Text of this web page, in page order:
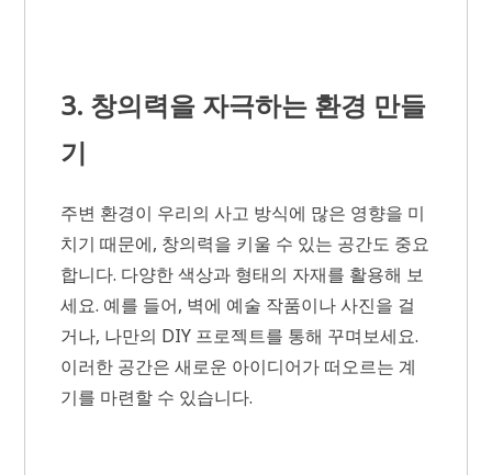
3. 창의력을 자극하는 환경 만들
기
주변 환경이 우리의 사고 방식에 많은 영향을 미
치기 때문에, 창의력을 키울 수 있는 공간도 중요
합니다. 다양한 색상과 형태의 자재를 활용해 보
세요. 예를 들어, 벽에 예술 작품이나 사진을 걸
거나, 나만의 DIY 프로젝트를 통해 꾸며보세요.
이러한 공간은 새로운 아이디어가 떠오르는 계
기를 마련할 수 있습니다.